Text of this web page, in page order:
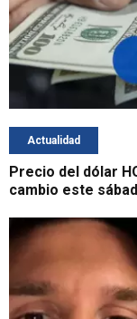
Actualidad
Precio del dólar
cambio este